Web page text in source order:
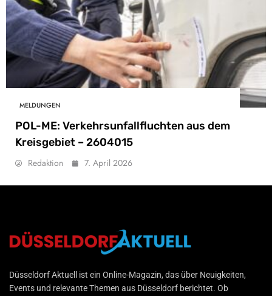
MELDUNGEN
POL-ME: Verkehrsunfallfluchten aus dem
Kreisgebiet – 2604015
Redaktion 7. April 2026
Düsseldorf Aktuell
Düsseldorf Aktuell ist ein Online-Magazin, das über Neuigkeiten,
Events und relevante Themen aus Düsseldorf berichtet. Ob